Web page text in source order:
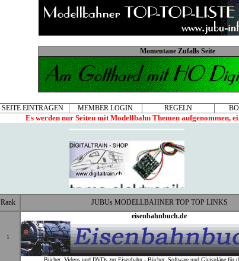
Momentane Zufalls Seite
SEITE EINTRAGEN MEMBER LOGIN REGELN
Es werden nur Seiten mit Modellbahn Themen aufgenommen,
Rank JUBUs MODELLBAHNER TOP TOP LINKS
1
eisenbahnbuch.de
Bücher, Videos und DVDs zur Eisenbahn - Bücher, Software und Gleispläne für